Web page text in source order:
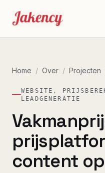
Home / Over / Projecten
WEBSITE,
LEADGENERATIE
content